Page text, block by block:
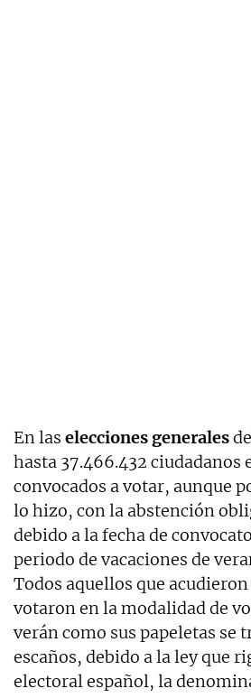
En las elecciones generales
hasta 37.466.432 ciudadanos
convocados a votar, aunque
lo hizo, con la abstención
debido a la fecha de
periodo de vacaciones de
Todos aquellos que acudieron
votaron en la modalidad de
verán como sus papeletas se
escaños, debido a la ley que
electoral español, la